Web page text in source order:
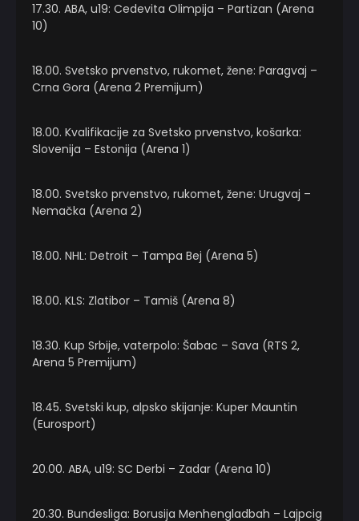
17.30. ABA, u19: Cedevita Olimpija – Partizan (Arena
10)
18.00. Svetsko prvenstvo, rukomet, žene: Paragvaj –
Crna Gora (Arena 2 Premijum)
18.00. Kvalifikacije za Svetsko prvenstvo, košarka:
Slovenija – Estonija (Arena 1)
18.00. Svetsko prvenstvo, rukomet, žene: Urugvaj –
Nemačka (Arena 2)
18.00. NHL: Detroit – Tampa Bej (Arena 5)
18.00. KLS: Zlatibor – Tamiš (Arena 8)
18.30. Kup Srbije, vaterpolo: Šabac – Sava (RTS 2,
Arena 5 Premijum)
18.45. Svetski kup, alpsko skijanje: Kuper Mauntin
(Eurosport)
20.00. ABA, u19: SC Derbi – Zadar (Arena 10)
20.30. Bundesliga: Borusija Menhengladbah – Lajpcig